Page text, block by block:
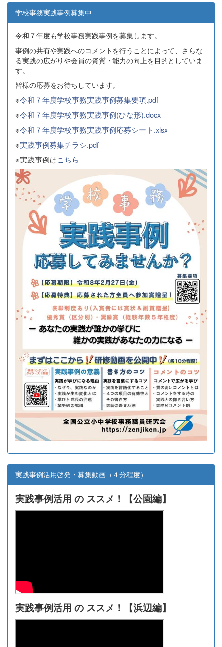
学校事務実践事例募集中
令和７年度も学校事務実践事例を募集します。
事例の共有や実践へのコメントを行うことによって、さらな
る実践の広がりや会員の資質・能力の向上を目的としていま
す。
皆様の応募をお待ちしています。
※令和７年度学校事務実践事例募集要項.pdf
※令和７年度学校事務実践事例(ひな形).docx
※令和７年度学校事務実践事例応募シート.xlsx
※実践事例募集チラシ.pdf
※実践事例はこちら
実践事例活用啓発・募集動画（４分程度）
実践事例活用 の ススメ！【公園編】
実践事例活用 の ススメ！【浜辺編】